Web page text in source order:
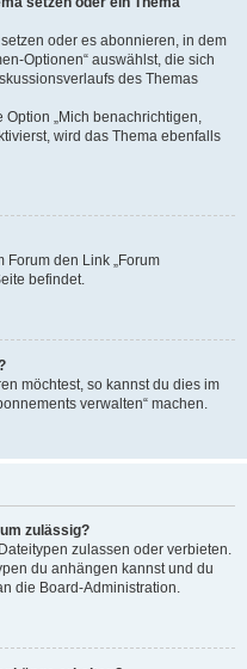
oder es abonnieren, in dem
Optionen“ auswählst, die sich
des Themas
„Mich benachrichtigen,
wird das Thema ebenfalls
Forum den Link „Forum
befindet.
möchtest, so kannst du dies im
verwalten“ machen.
zulässig?
zulassen oder verbieten.
du anhängen kannst und du
die Board-Administration.